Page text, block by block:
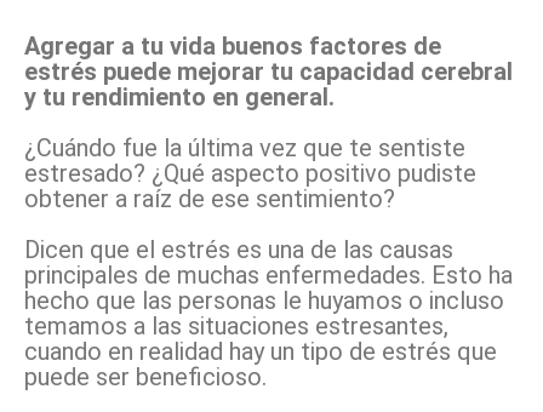
Agregar a tu vida buenos factores de
estrés puede mejorar tu capacidad cerebral
y tu rendimiento en general.
¿Cuándo fue la última vez que te sentiste
estresado? ¿Qué aspecto positivo pudiste
obtener a raíz de ese sentimiento?
Dicen que el estrés es una de las causas
principales de muchas enfermedades. Esto ha
hecho que las personas le huyamos o incluso
temamos a las situaciones estresantes,
cuando en realidad hay un tipo de estrés que
puede ser beneficioso.